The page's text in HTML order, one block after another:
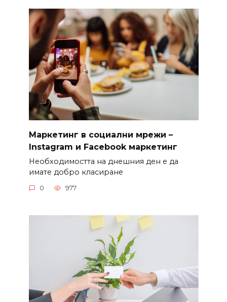
Маркетинг в социални мрежи –
Instagram и Facebook маркетинг
Необходимостта на днешния ден е да
имате добро класиране
0 977